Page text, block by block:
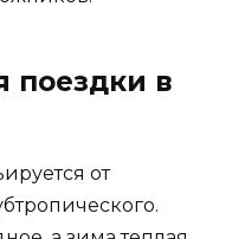
поездки в
от